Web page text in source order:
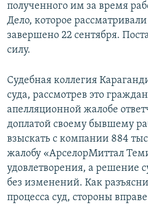
полученного им за время
Дело, которое
завершено 22 сентября.
силу.
Судебная коллегия
суда, рассмотрев это
апелляционной жалобе
доплатой своему бывшему
взыскать с компании 884
жалобу «АрселорМиттал
удовлетворения, а решение
без изменений. Как
процесса суд, стороны